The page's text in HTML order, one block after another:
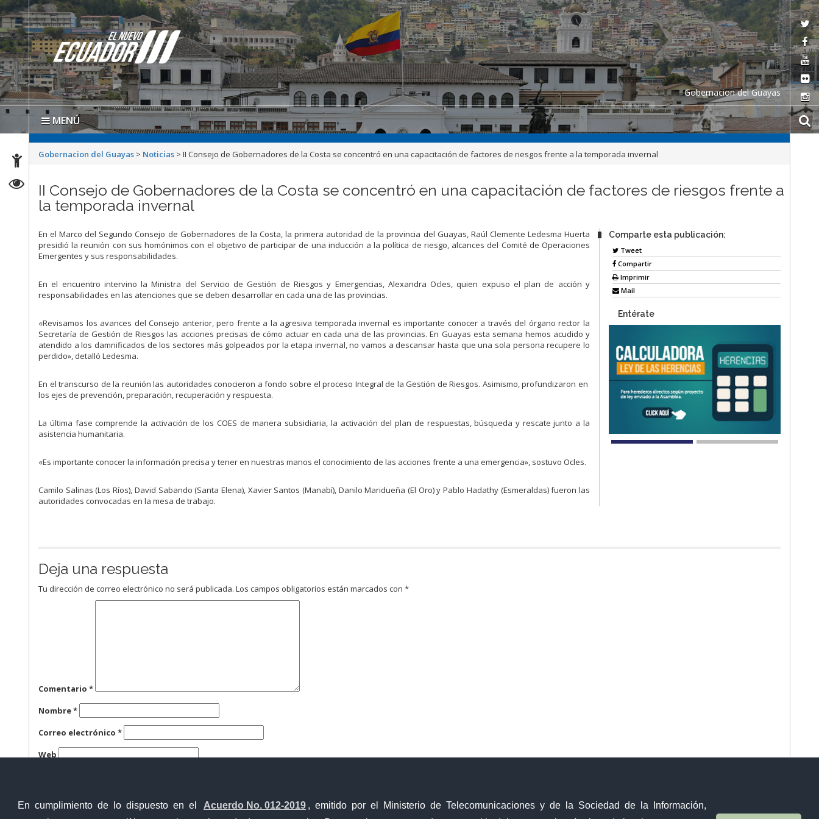
En cumplimiento de lo dispuesto en el Acuerdo No. 012-2019 , emitido por el Ministerio de Telecomunicaciones y de la Sociedad de la Información,
Gobernacion del Guayas
MENÚ
Gobernacion del Guayas > Noticias >II Consejo de Gobernadores de la Costa se concentró en una capacitación de factores de riesgos frente a la temporada invernal
II Consejo de Gobernadores de la Costa se concentró en una capacitación de factores de riesgos frente a
la temporada invernal
En el Marco del Segundo Consejo de Gobernadores de la Costa, la primera autoridad de la provincia del Guayas, Raúl Clemente Ledesma Huerta
presidió la reunión con sus homónimos con el objetivo de participar de una inducción a la política de riesgo, alcances del Comité de Operaciones
Emergentes y sus responsabilidades.
En el encuentro intervino la Ministra del Servicio de Gestión de Riesgos y Emergencias, Alexandra Ocles, quien expuso el plan de acción y
responsabilidades en las atenciones que se deben desarrollar en cada una de las provincias.
«Revisamos los avances del Consejo anterior, pero frente a la agresiva temporada invernal es importante conocer a través del órgano rector la
Secretaría de Gestión de Riesgos las acciones precisas de cómo actuar en cada una de las provincias. En Guayas esta semana hemos acudido y
atendido a los damnificados de los sectores más golpeados por la etapa invernal, no vamos a descansar hasta que una sola persona recupere lo
perdido», detalló Ledesma.
En el transcurso de la reunión las autoridades conocieron a fondo sobre el proceso Integral de la Gestión de Riesgos. Asimismo, profundizaron en
los ejes de prevención, preparación, recuperación y respuesta.
La última fase comprende la activación de los COES de manera subsidiaria, la activación del plan de respuestas, búsqueda y rescate junto a la
asistencia humanitaria.
«Es importante conocer la información precisa y tener en nuestras manos el conocimiento de las acciones frente a una emergencia», sostuvo Ocles.
Camilo Salinas (Los Ríos), David Sabando (Santa Elena), Xavier Santos (Manabí), Danilo Maridueña (El Oro) y Pablo Hadathy (Esmeraldas) fueron las
autoridades convocadas en la mesa de trabajo.
Comparte esta publicación:
Tweet
Compartir
Imprimir
Mail
Entérate
Deja una respuesta
Tu dirección de correo electrónico no será publicada. Los campos obligatorios están marcados con*
Comentario*
Nombre*
Correo electrónico*
Web